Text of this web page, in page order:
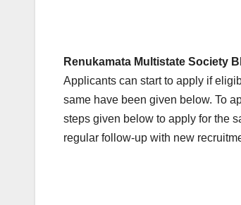
Renukamata Multistate Society
Applicants can start to apply if
same have been given below. To
steps given below to apply for the
regular follow-up with new